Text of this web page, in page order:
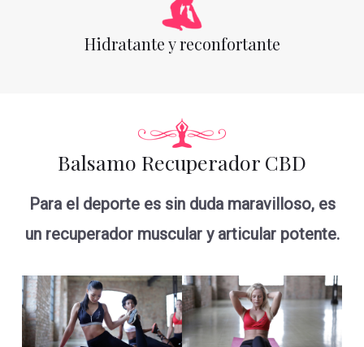
Hidratante y reconfortante
Balsamo Recuperador CBD
Para el deporte es sin duda maravilloso, es
un recuperador muscular y articular potente.